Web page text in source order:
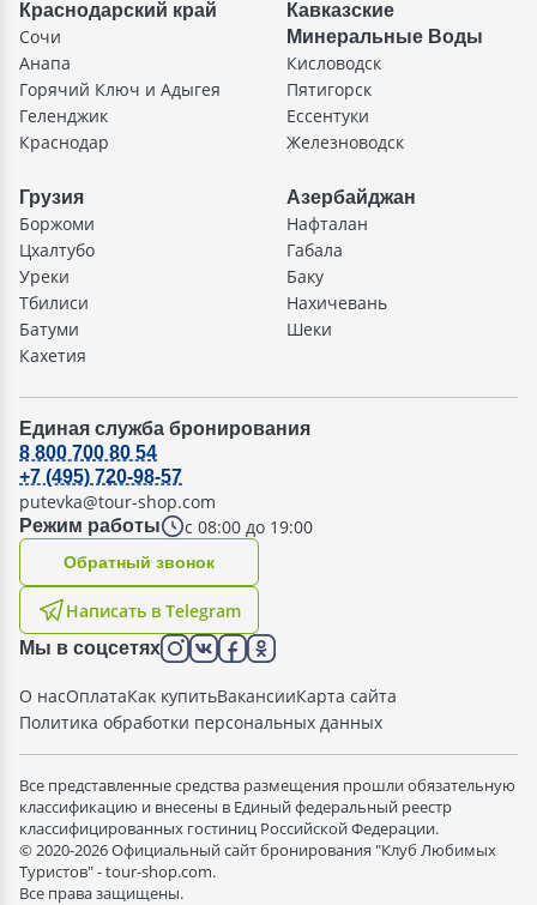
Краснодарский край
Сочи
Анапа
Горячий Ключ и Адыгея
Геленджик
Краснодар
Кавказские
Минеральные Воды
Кисловодск
Пятигорск
Ессентуки
Железноводск
Грузия
Боржоми
Цхалтубо
Уреки
Тбилиси
Батуми
Кахетия
Азербайджан
Нафталан
Габала
Баку
Нахичевань
Шеки
Единая служба бронирования
Режим работы с 08:00 до 19:00
8 800 700 80 54
+7 (495) 720-98-57
putevka@tour-shop.com
Написать в Telegram
Oбратный звонок
Мы в соцсетях
О насОплатаКак купитьВакансииКарта сайта
Политика обработки персональных данных
Все представленные средства размещения прошли обязательную
классификацию и внесены в Единый федеральный реестр
классифицированных гостиниц Российской Федерации.
© 2020-2026 Официальный сайт бронирования "Клуб Любимых
Туристов" - tour-shop.com.
Все права защищены.